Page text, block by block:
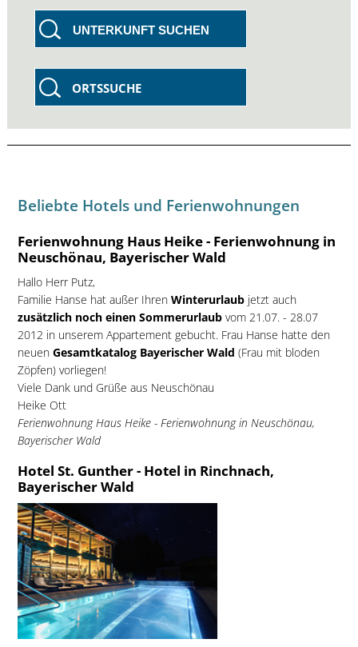
UNTERKUNFT SUCHEN
ORTSSUCHE
Beliebte Hotels und Ferienwohnungen
Ferienwohnung Haus Heike - Ferienwohnung in
Neuschönau, Bayerischer Wald
Hallo Herr Putz,
Familie Hanse hat außer Ihren Winterurlaub jetzt auch
zusätzlich noch einen Sommerurlaub vom 21.07. - 28.07
2012 in unserem Appartement gebucht. Frau Hanse hatte den
neuen Gesamtkatalog Bayerischer Wald (Frau mit bloden
Zöpfen) vorliegen!
Viele Dank und Grüße aus Neuschönau
Heike Ott
Ferienwohnung Haus Heike - Ferienwohnung in Neuschönau,
Bayerischer Wald
Hotel St. Gunther - Hotel in Rinchnach,
Bayerischer Wald